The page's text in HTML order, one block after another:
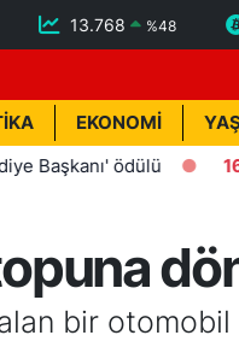
13.768 %48
EKONOMİ
ödülü 16:29
bir